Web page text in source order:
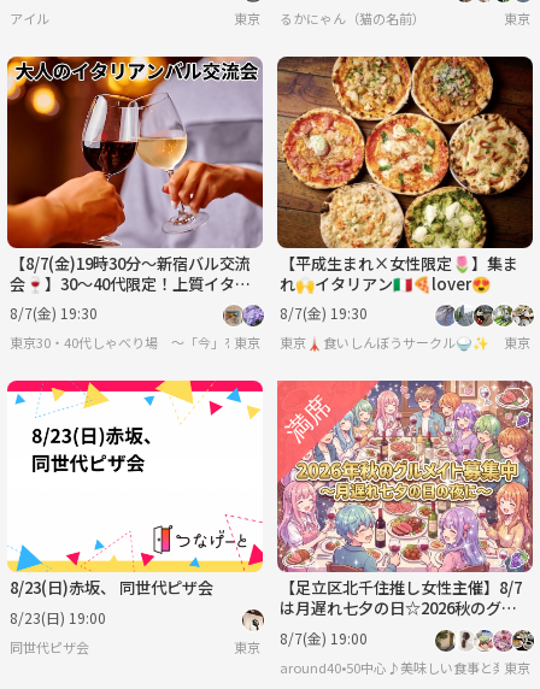
アイル 東京 るかにゃん（猫の名前） 東京
【8/7(金)19時30分～新宿バル交流
会🍷】30～40代限定！上質イタリ
アンでリフレッシュできる大人の交
流会✨
8/7(金) 19:30
東京30・40代しゃべり場 ～「今」を共有 風花雪月〜
東京
【平成生まれ×女性限定🌷】集ま
れ🙌イタリアン🇮🇹🍕lover😍
8/7(金) 19:30
東京🗼食いしんぼうサークル🍚✨ 東京
8/23(日)赤坂、 同世代ピザ会
8/23(日) 19:00
同世代ピザ会 東京
【足立区北千住推し女性主催】8/7
は月遅れ七夕の日☆2026秋のグル
メメイト募集中☆茨城人気イタリア
ン待望の北千住進出！
8/7(金) 19:00
around40•50中心♪美味しい食事と楽しい
東京